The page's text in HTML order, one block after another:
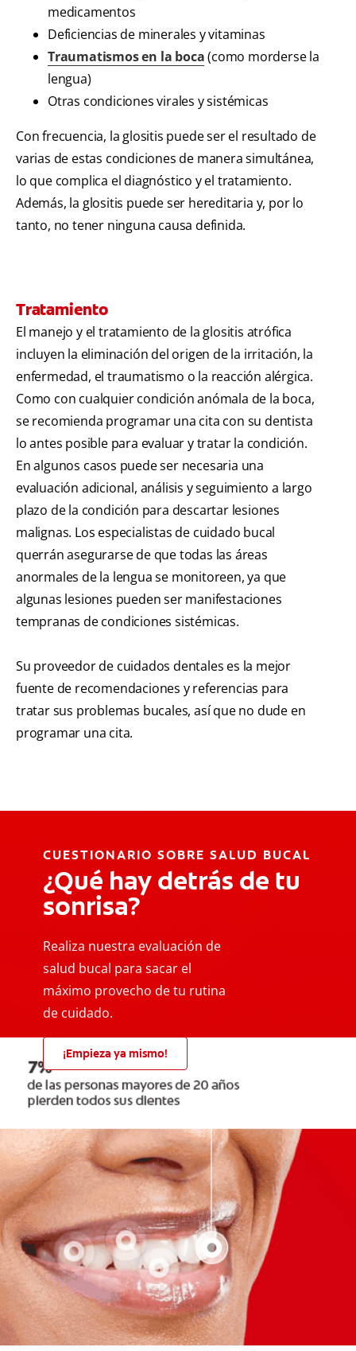
medicamentos
Deficiencias de minerales y vitaminas
Traumatismos en la boca(como morderse la
lengua)
Otras condiciones virales y sistémicas
Con frecuencia, la glositis puede ser el resultado de
varias de estas condiciones de manera simultánea,
lo que complica el diagnóstico y el tratamiento.
Además, la glositis puede ser hereditaria y, por lo
tanto, no tener ninguna causa definida.
Tratamiento
El manejo y el tratamiento de la glositis atrófica
incluyen la eliminación del origen de la irritación, la
enfermedad, el traumatismo o la reacción alérgica.
Como con cualquier condición anómala de la boca,
se recomienda programar una cita con su dentista
lo antes posible para evaluar y tratar la condición.
En algunos casos puede ser necesaria una
evaluación adicional, análisis y seguimiento a largo
plazo de la condición para descartar lesiones
malignas. Los especialistas de cuidado bucal
querrán asegurarse de que todas las áreas
anormales de la lengua se monitoreen, ya que
algunas lesiones pueden ser manifestaciones
tempranas de condiciones sistémicas.
Su proveedor de cuidados dentales es la mejor
fuente de recomendaciones y referencias para
tratar sus problemas bucales, así que no dude en
programar una cita.
CUESTIONARIO SOBRE SALUD BUCAL
¿Qué hay detrás de tu
sonrisa?
Realiza nuestra evaluación de
salud bucal para sacar el
máximo provecho de tu rutina
de cuidado.
¡Empieza ya mismo!